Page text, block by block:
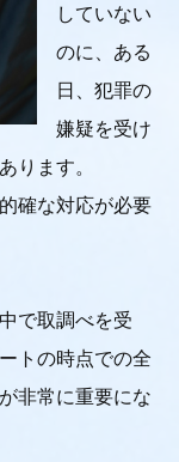
していない
のに、ある
日、犯罪の
嫌疑を受け
ります。
確な対応が必要
で取調べを受
トの時点での全
非常に重要にな